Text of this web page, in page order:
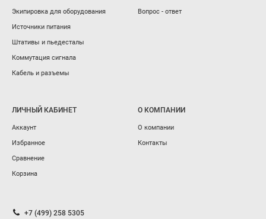
Экипировка для оборудования
Источники питания
Штативы и пьедесталы
Коммутация сигнала
Кабель и разъемы
Вопрос - ответ
ЛИЧНЫЙ КАБИНЕТ
Аккаунт
Избранное
Сравнение
Корзина
О КОМПАНИИ
О компании
Контакты
+7 (499) 258 5305